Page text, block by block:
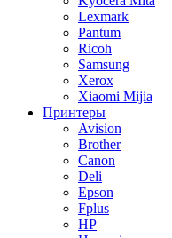
Lexmark
Pantum
Ricoh
Samsung
Xerox
Xiaomi Mijia
Принтеры
Avision
Brother
Canon
Deli
Epson
Fplus
HP